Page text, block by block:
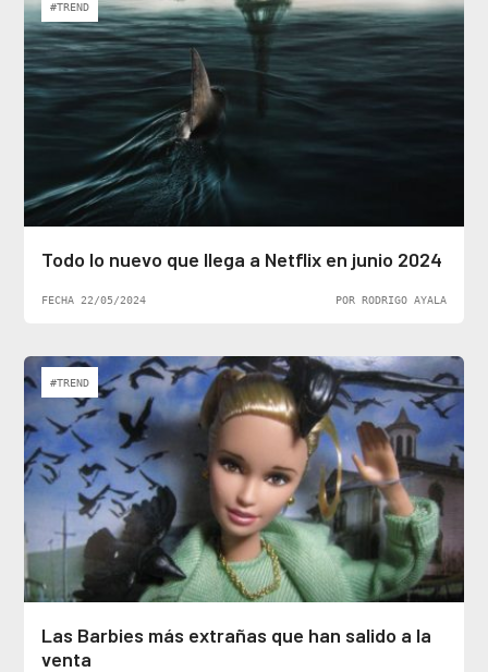
#TREND
Todo lo nuevo que llega a Netflix en junio 2024
FECHA 22/05/2024 POR RODRIGO AYALA
#TREND
Las Barbies más extrañas que han salido a la
venta